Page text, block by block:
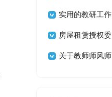
结15篇实用的教研工作
计划模板集锦10篇
房屋租赁授权委
托书(集锦15篇)
关于教师师风师